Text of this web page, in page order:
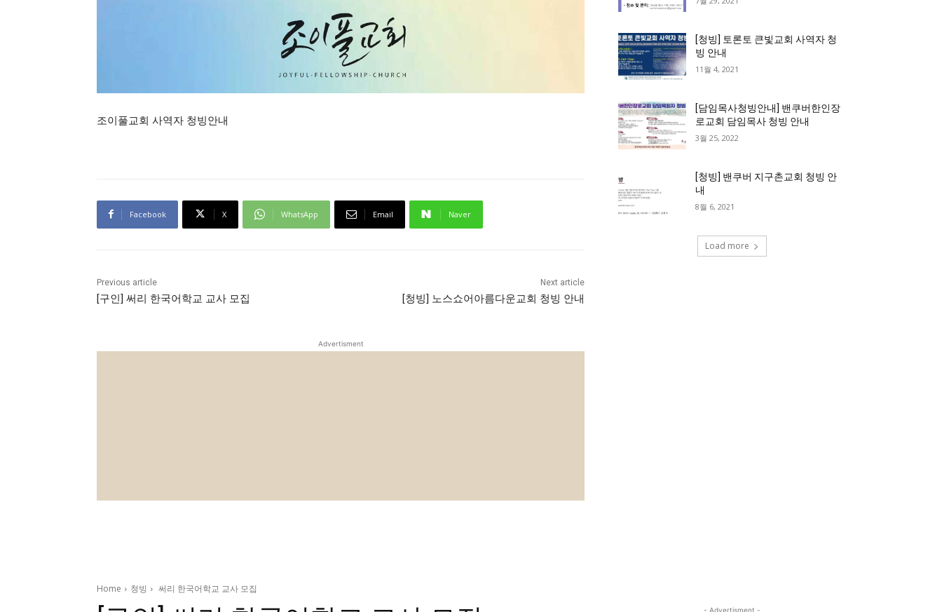
조이풀교회 사역자 청빙안내
Facebook X WhatsApp Email Naver
Previous article
[구인] 써리 한국어학교 교사 모집
Next article
[청빙] 노스쇼어아름다운교회 청빙 안내
Advertisment
[청빙] 토론토 큰빛교회 사역자 청
빙 안내
11월 4, 2021
[담임목사청빙안내] 밴쿠버한인장
로교회 담임목사 청빙 안내
3월 25, 2022
[청빙] 밴쿠버 지구촌교회 청빙 안
내
8월 6, 2021
Load more